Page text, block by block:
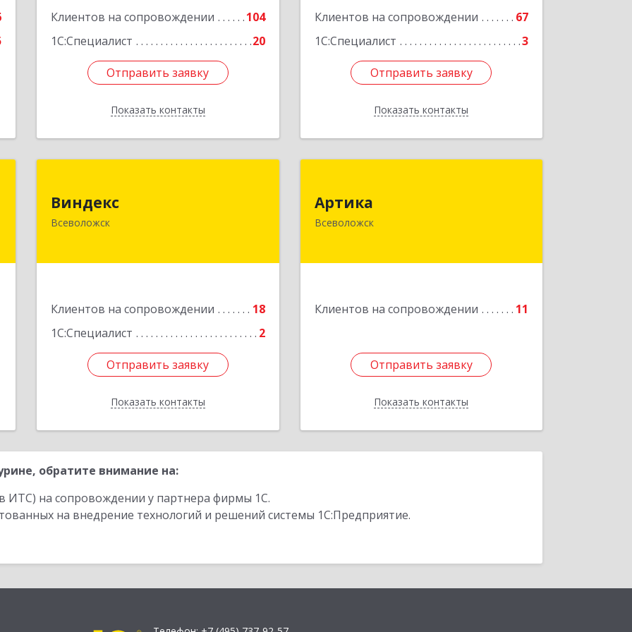
Клиентов на сопровождении
104
1С:Специалист
20
Отправить заявку
Показать контакты
Отправить заявку
Назад
Клиентов на сопровождении
67
1С:Специалист
3
Отправить заявку
Показать контакты
Отправить заявку
Назад
Виндекс
Всеволожск
Клиентов на сопровождении
18
1С:Специалист
2
Отправить заявку
Показать контакты
Всеволожский р-н, Всеволожск г,
оф.47
Отправить заявку
Назад
Артика
Всеволожск
Клиентов на сопровождении 11
Отправить заявку
Показать контакты
Всеволожск г, Доктора Сотникова ул,
Отправить заявку
Назад
обратите внимание на:
ИТС) на сопровождении у партнера фирмы 1С.
на внедрение технологий и решений системы 1С:Предприятие.